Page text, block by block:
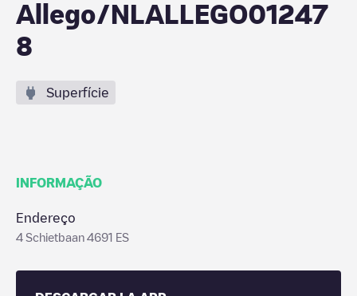
Allego/NLALLEGO01247
8
Superfície
INFORMAÇÃO
Endereço
4 Schietbaan 4691 ES